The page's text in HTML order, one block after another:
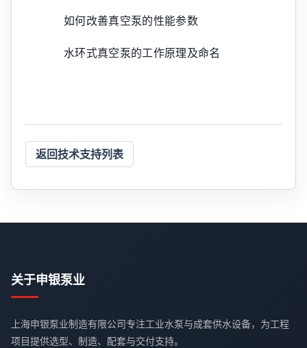
如何改善真空泵的性能参数
水环式真空泵的工作原理及命名
返回技术支持列表
关于申银泵业
上海申银泵业制造有限公司专注工业水泵与成套供水设备，为工程
项目提供选型、制造、配套与交付支持。